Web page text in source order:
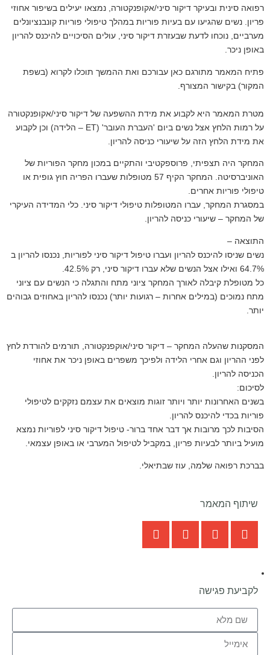
רפואה סינית ובעיקר דיקור סיני/אקופנקטורה, נמצאו יעילים בשיפור אחוזי
פריון. נשים שהגיעו עם בעיות פוריות במהלך טיפולי פוריות קונבנציונלים
מערביים, נוכחו לדעת שבעזרת דיקור סיני, עולים הסיכויים להיכנס להריון
באופן ניכר.
פתיח המאמר מתורגם כאן עבורכם ואת ההמשך תוכלו לקרוא (בשפת
המקור) בקישור המצורף.
מטרת המאמר היא לקבוע את מידת ההשפעה של דיקור סיני/אקופנקטורה
על רמות הלחץ אצל נשים ביום 'העברת העובר' (ET – הלידה) וכן לקבוע
את מידת הלחץ הזה על שיעורי כניסה להריון.
המחקר היה תצפיתי, פרוספקטיבי והתקיים במכון מחקר הפוריות של
האוניברסיטה. המחקר הקיף 57 מטופלות שעברו הפריה חוץ גופית או
טיפולי פוריות אחרים.
במסגרת המחקר, עברו המטופלות טיפולי דיקור סיני. כלי המדידה העיקרי
של המחקר – שיעורי כניסה להריון.
התוצאה –
נשים שניסו להיכנס להריון ועברו טיפול דיקור סיני לפוריות , נכנסו להריון ב
64.7% ואילו אצל הנשים שלא עברו דיקור סיני, רק 42.5%.
כל מטופלת קיבלה לאורך המחקר ציוני מתח והתגלה כי הנשים עם ציוני
מתח נמוכים (במילים אחרות – רגועות יותר) נכנסו להריון באחוזים גבוהים
יותר.
המסקנות שהעלה המחקר – דיקור סיני/אוקפנקטורה, תורמים להורדת לחץ
לפני ההריון וגם אחרי הלידה ולפיכך משפרים באופן ניכר את אחוזי
הכניסה להריון.
לסיכום:
בשנים האחרונות יותר ויותר זוגות מוצאים את עצמם נזקקים לטיפולי
פוריות בכדי להיכנס להריון.
הסיבות לכך מרובות אך דבר אחד ברור- טיפול דיקור סיני לפוריות נמצא
מועיל ביותר לבעיות פריון, במקביל לטיפול המערבי או באופן עצמאי.
בברכת רפואה שלמה, עוז שבתיאלי.
שיתוף המאמר
לקביעת פגישה